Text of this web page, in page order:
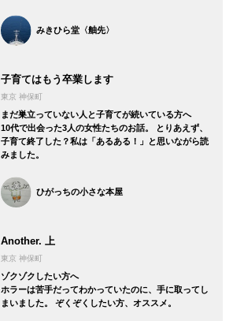
みきひら堂〈舳先〉
子育てはもう卒業します
東京 神保町
まだ巣立っていない人と子育てが続いている方へ
10代で出会った3人の女性たちのお話。 とりあえず、
子育て終了した？私は「あるある！」と思いながら読
みました。
ひがっちの小さな本屋
Another. 上
東京 神保町
ゾクゾクしたい方へ
ホラーは苦手だってわかっていたのに、手に取ってし
まいました。 ぞくぞくしたい方、オススメ。